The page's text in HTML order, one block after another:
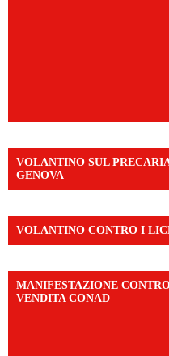
VOLANTINO SUL
GENOVA
VOLANTINO CONTRO I
MANIFESTAZIONE
VENDITA CONAD